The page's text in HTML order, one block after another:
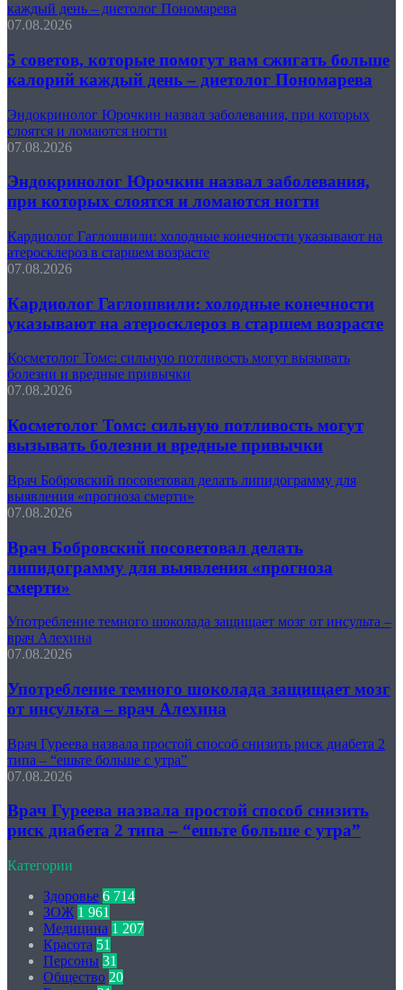
каждый день – диетолог Пономарева
07.08.2026
5 советов, которые помогут вам сжигать больше
калорий каждый день – диетолог Пономарева
Эндокринолог Юрочкин назвал заболевания, при которых
слоятся и ломаются ногти
07.08.2026
Эндокринолог Юрочкин назвал заболевания,
при которых слоятся и ломаются ногти
Кардиолог Гаглошвили: холодные конечности указывают на
атеросклероз в старшем возрасте
07.08.2026
Кардиолог Гаглошвили: холодные конечности
указывают на атеросклероз в старшем возрасте
Косметолог Томс: сильную потливость могут вызывать
болезни и вредные привычки
07.08.2026
Косметолог Томс: сильную потливость могут
вызывать болезни и вредные привычки
Врач Бобровский посоветовал делать липидограмму для
выявления «прогноза смерти»
07.08.2026
Врач Бобровский посоветовал делать
липидограмму для выявления «прогноза
смерти»
Употребление темного шоколада защищает мозг от инсульта –
врач Алехина
07.08.2026
Употребление темного шоколада защищает мозг
от инсульта – врач Алехина
Врач Гуреева назвала простой способ снизить риск диабета 2
типа – “ешьте больше с утра”
07.08.2026
Врач Гуреева назвала простой способ снизить
риск диабета 2 типа – “ешьте больше с утра”
Категории
Здоровье 6 714
ЗОЖ 1 961
Медицина 1 207
Красота 51
Персоны 31
Общество 20